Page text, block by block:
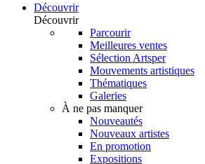
Découvrir
Découvrir
Parcourir
Meilleures ventes
Sélection Artsper
Mouvements artistiques
Thématiques
Galeries
À ne pas manquer
Nouveautés
Nouveaux artistes
En promotion
Expositions